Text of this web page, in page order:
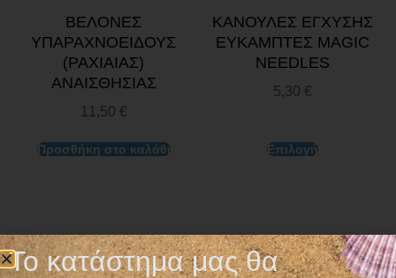
ΒΕΛΟΝΕΣ
ΥΠΑΡΑΧΝΟΕΙΔΟΥΣ
(ΡΑΧΙΑΙΑΣ)
ΑΝΑΙΣΘΗΣΙΑΣ
11,50 €
Προσθήκη στο καλάθι
ΚΑΝΟΥΛΕΣ ΕΓΧΥΣΗΣ
ΕΥΚΑΜΠΤΕΣ MAGIC
NEEDLES
5,30 €
Επιλογή
Το κατάστημα μας θα